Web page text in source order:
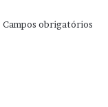
Campos obrigatórios